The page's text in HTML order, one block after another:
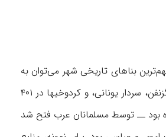
بناهای تاریخی شهر می‌توان به
پل دلال و قلعۀ زاخو در مرکز شهر و قلعه‌های ارمشت، شابانی و زعفرانی در نواحی اطراف آن اشاره کرد (لوژان، ۱۹۵). جنگ گزنفن، سردار یونانی، و کردوخیها در ۴۰۱
از اقلیم جزیره بود ــ توسط مسلمانان عرب فتح شد